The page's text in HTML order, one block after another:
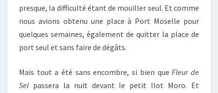
presque, la difficulté étant de mouiller seul. Et comme
nous avions obtenu une place à Port Moselle pour
quelques semaines, également de quitter la place de
port seul et sans faire de dégâts.
Mais tout a été sans encombre, si bien queFleur de
Sel passera la nuit devant le petit Ilot Moro. Et